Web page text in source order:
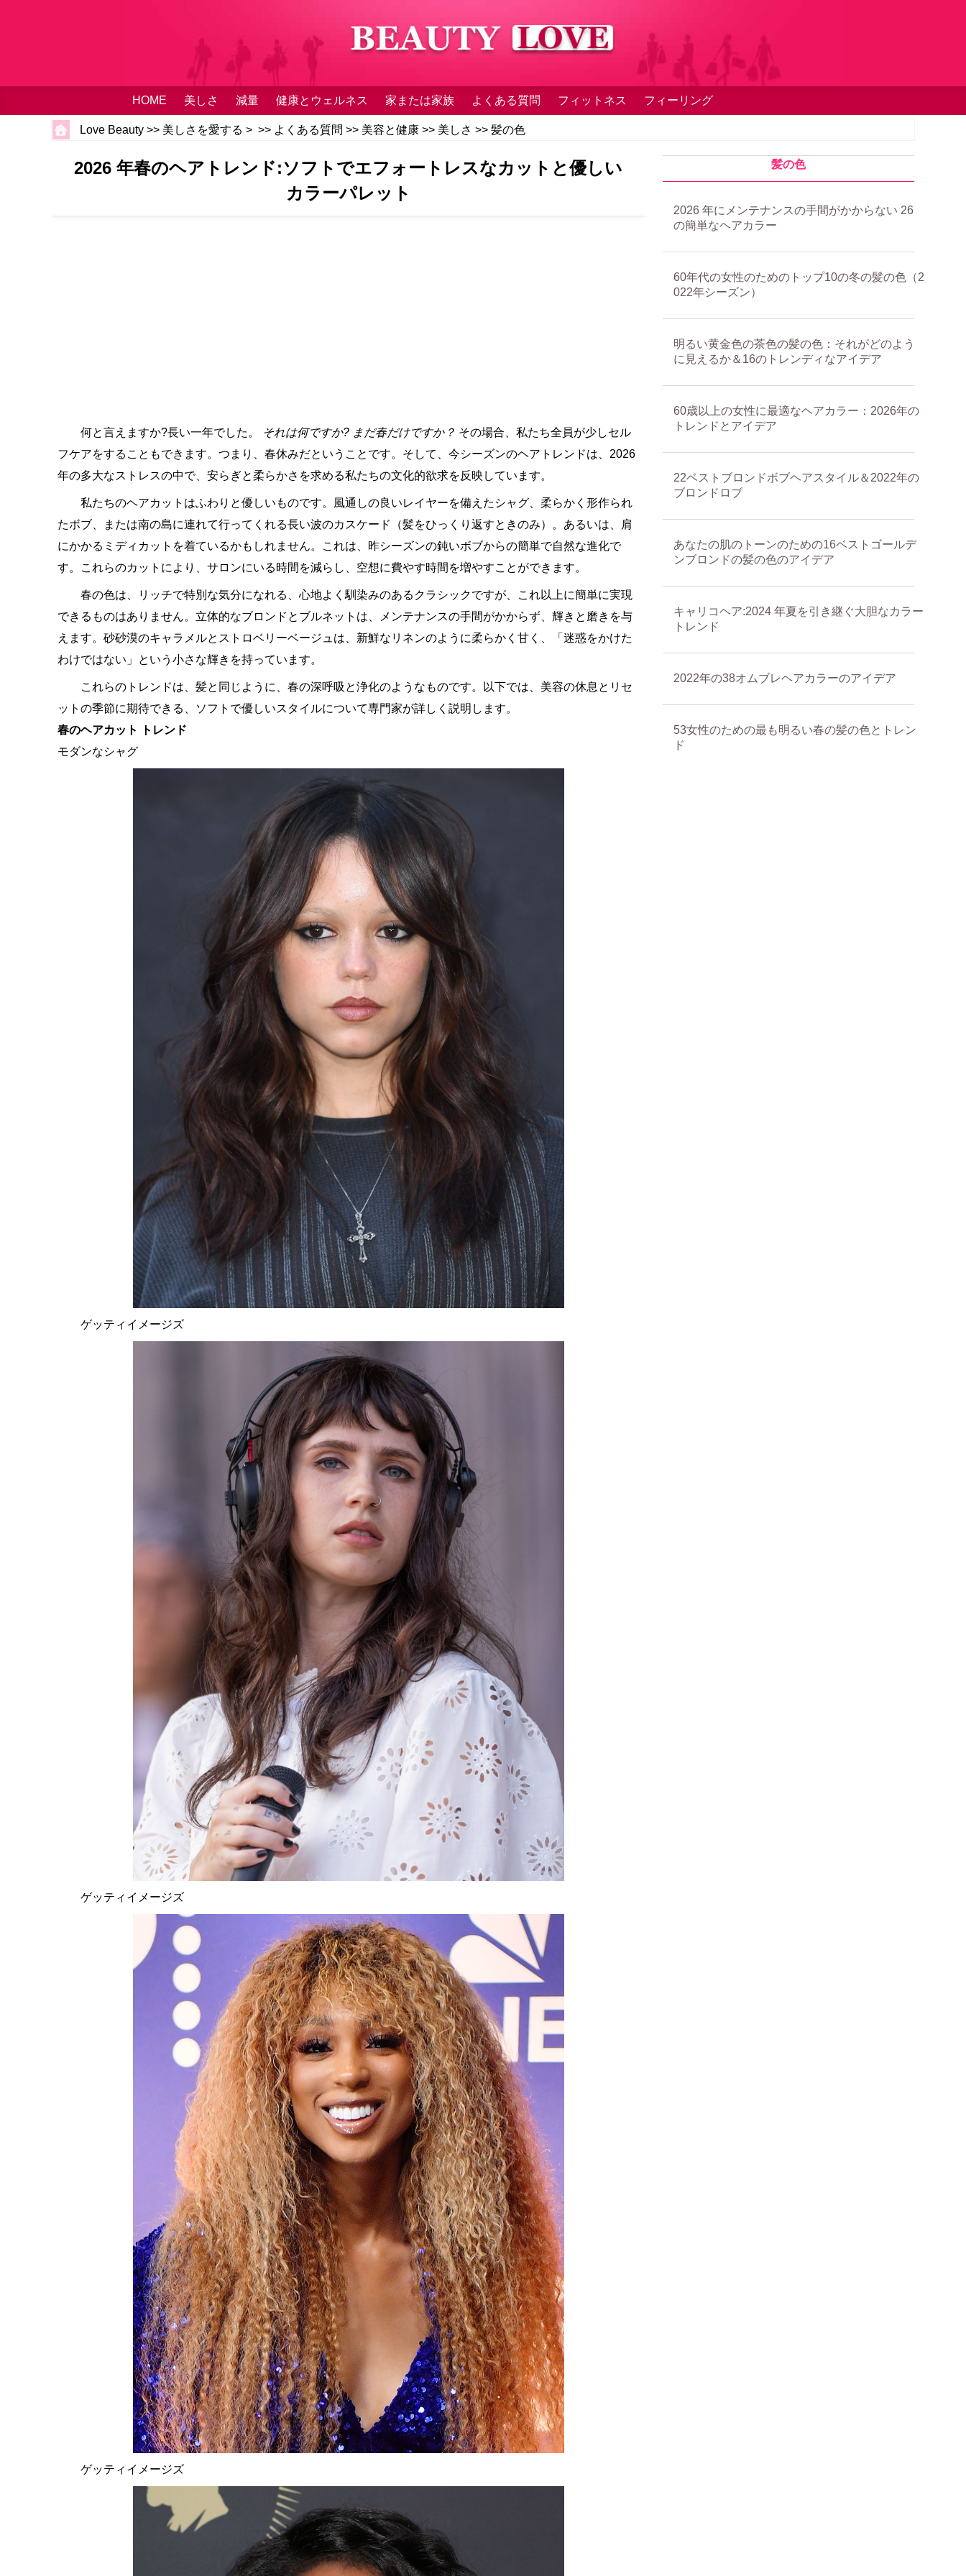
HOME 美しさ 減量 健康とウェルネス 家または家族 よくある質問 フィットネス フィーリング
Love Beauty >> 美しさを愛する > >> よくある質問 >> 美容と健康 >> 美しさ >> 髪の色
2026 年春のヘアトレンド:ソフトでエフォートレスなカットと優しい
カラーパレット
何と言えますか?長い一年でした。 それは何ですか? まだ春だけですか？ その場合、私たち全員が少しセル
フケアをすることもできます。つまり、春休みだということです。そして、今シーズンのヘアトレンドは、2026
年の多大なストレスの中で、安らぎと柔らかさを求める私たちの文化的欲求を反映しています。
私たちのヘアカットはふわりと優しいものです。風通しの良いレイヤーを備えたシャグ、柔らかく形作られ
たボブ、または南の島に連れて行ってくれる長い波のカスケード（髪をひっくり返すときのみ）。あるいは、肩
にかかるミディカットを着ているかもしれません。これは、昨シーズンの鈍いボブからの簡単で自然な進化で
す。これらのカットにより、サロンにいる時間を減らし、空想に費やす時間を増やすことができます。
春の色は、リッチで特別な気分になれる、心地よく馴染みのあるクラシックですが、これ以上に簡単に実現
できるものはありません。立体的なブロンドとブルネットは、メンテナンスの手間がかからず、輝きと磨きを与
えます。砂砂漠のキャラメルとストロベリーベージュは、新鮮なリネンのように柔らかく甘く、「迷惑をかけた
わけではない」という小さな輝きを持っています。
これらのトレンドは、髪と同じように、春の深呼吸と浄化のようなものです。以下では、美容の休息とリセ
ットの季節に期待できる、ソフトで優しいスタイルについて専門家が詳しく説明します。
春のヘアカット トレンド
モダンなシャグ
ゲッティイメージズ
ゲッティイメージズ
ゲッティイメージズ
髪の色
2026 年にメンテナンスの手間がかからない 26
の簡単なヘアカラー
60年代の女性のためのトップ10の冬の髪の色（2
022年シーズン）
明るい黄金色の茶色の髪の色：それがどのよう
に見えるか＆16のトレンディなアイデア
60歳以上の女性に最適なヘアカラー：2026年の
トレンドとアイデア
22ベストブロンドボブヘアスタイル＆2022年の
ブロンドロブ
あなたの肌のトーンのための16ベストゴールデ
ンブロンドの髪の色のアイデア
キャリコヘア:2024 年夏を引き継ぐ大胆なカラー
トレンド
2022年の38オムブレヘアカラーのアイデア
53女性のための最も明るい春の髪の色とトレン
ド